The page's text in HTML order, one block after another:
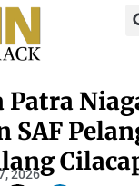
Patra
SAF
2026